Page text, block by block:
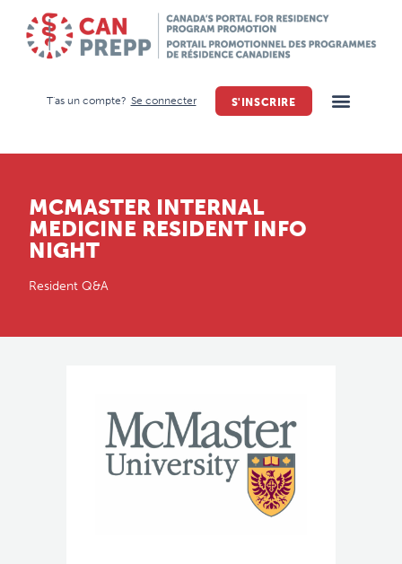
T'as un compte? Se connecter S'INSCRIRE
MCMASTER INTERNAL
MEDICINE RESIDENT INFO
NIGHT
Resident Q&A